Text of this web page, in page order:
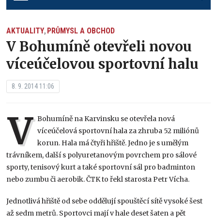
AKTUALITY, PRŮMYSL A OBCHOD
V Bohumíně otevřeli novou
víceúčelovou sportovní halu
8. 9. 2014 11:06
V Bohumíně na Karvinsku se otevřela nová
víceúčelová sportovní hala za zhruba 52 miliónů
korun. Hala má čtyři hřiště. Jedno je s umělým
trávníkem, další s polyuretanovým povrchem pro sálové
sporty, tenisový kurt a také sportovní sál pro badminton
nebo zumbu či aerobik. ČTK to řekl starosta Petr Vícha.
Jednotlivá hřiště od sebe oddělují spouštěcí sítě vysoké šest
až sedm metrů. Sportovci mají v hale deset šaten a pět